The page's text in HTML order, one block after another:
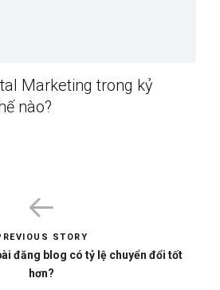
Marketing trong kỷ
nào?
STORY
đăng blog có tỷ lệ chuyển đổi tốt
hơn?